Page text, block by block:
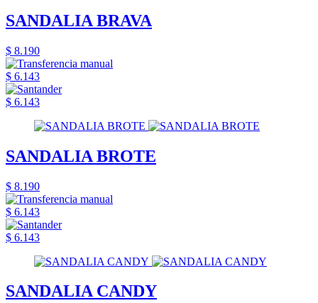
SANDALIA BRAVA
$ 8.190
$ 6.143
$ 6.143
SANDALIA BROTE
$ 8.190
$ 6.143
$ 6.143
SANDALIA CANDY